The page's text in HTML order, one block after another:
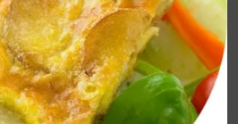
你打造理想生活